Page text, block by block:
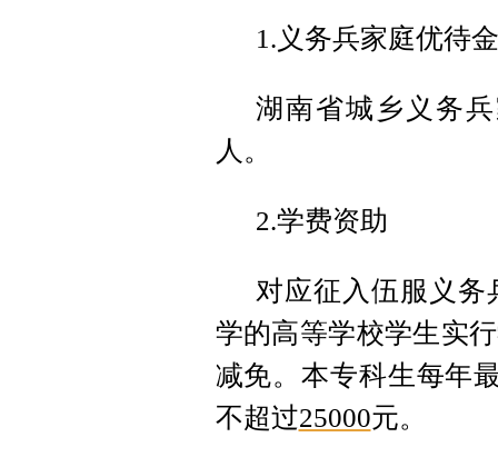
1.义务兵家庭优待金
湖南省城乡义务
人。
2.学费资助
对应征入伍服义
学的高等学校学生实
减免。本专科生每年
不超过25000元。